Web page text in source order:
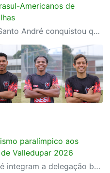
Americanos de
Equipe que treina no SESI Santo André conquistou quatro ouros, três pratas e dois bronzes representando o Brasil na Colômbia
paralímpico aos
Valledupar 2026
Atletas do SESI Santo André integram a delegação brasileira na Colômbia; instituição terá a maior participação entre os representantes do país